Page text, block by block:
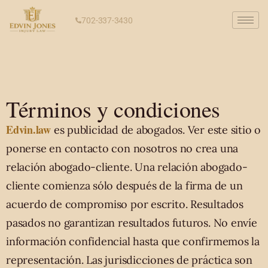
702-337-3430
Términos y condiciones
Edvin.law es publicidad de abogados. Ver este sitio o
ponerse en contacto con nosotros no crea una
relación abogado-cliente. Una relación abogado-
cliente comienza sólo después de la firma de un
acuerdo de compromiso por escrito. Resultados
pasados no garantizan resultados futuros. No envíe
información confidencial hasta que confirmemos la
representación. Las jurisdicciones de práctica son